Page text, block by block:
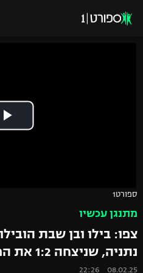
ליגיונרים
גביע המדינה
ליגה אירופית
כדורסל ישראלי
ליגה לאומית
כדורסל עולמי
NBA
ספורט1
מתנגן עכשיו
צפו: בילו ובן שבת
נתניה, שניצחה 1:2 את הפועל ירושלים
08.02.25 22:26